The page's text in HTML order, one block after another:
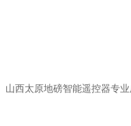
山西太原地磅智能遥控器专业